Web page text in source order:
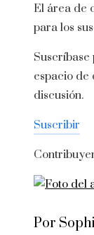
El área de
para los
espacio de
discusión.
Suscribir
Por